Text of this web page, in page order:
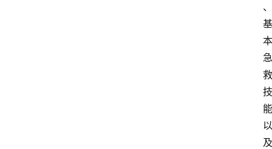
、
基
本
急
救
技
能
以
及